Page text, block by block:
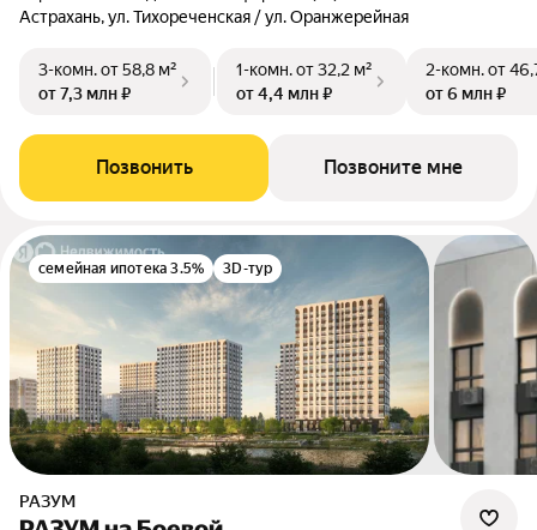
Астрахань, ул. Тихореченская / ул. Оранжерейная
3-комн.от 58,8 м²
от 7,3 млн ₽
1-комн.от 32,2 м²
от 4,4 млн ₽
2-комн.от
от 6 млн ₽
Позвонить Позвоните мне
семейная ипотека 3.5% 3D-тур
РАЗУМ